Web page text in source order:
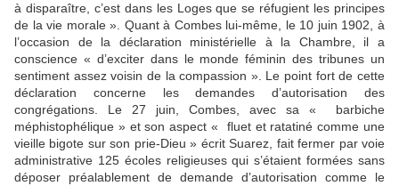
à disparaître, c’est dans les Loges que se réfugient les principes
de la vie morale ». Quant à Combes lui-même, le 10 juin 1902, à
l’occasion de la déclaration ministérielle à la Chambre, il a
conscience « d’exciter dans le monde féminin des tribunes un
sentiment assez voisin de la compassion ». Le point fort de cette
déclaration concerne les demandes d’autorisation des
congrégations. Le 27 juin, Combes, avec sa « barbiche
méphistophélique » et son aspect « fluet et ratatiné comme une
vieille bigote sur son prie-Dieu » écrit Suarez, fait fermer par voie
administrative 125 écoles religieuses qui s’étaient formées sans
déposer préalablement de demande d’autorisation comme le